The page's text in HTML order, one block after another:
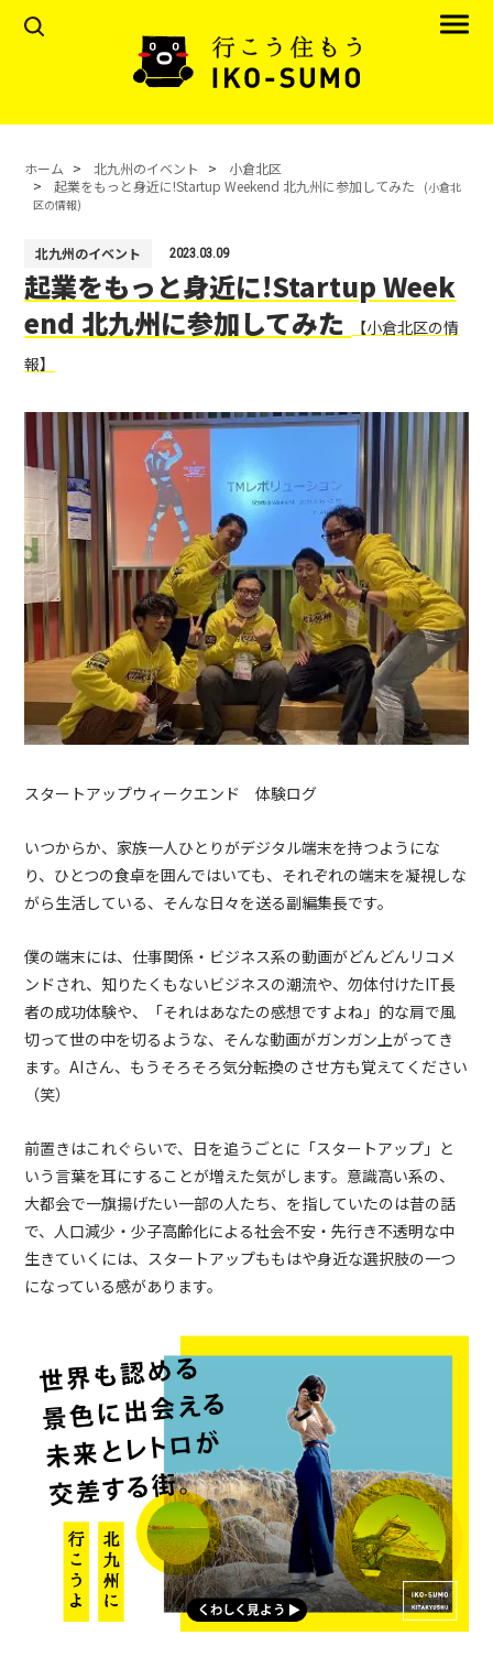
ホーム 北九州のイベント
小倉北区
起業をもっと身近に!Startup Weekend 北九州に参加してみた
(小倉北
区の情報)
北九州のイベント 2023.03.09
起業をもっと身近に!Startup Week
end 北九州に参加してみた
【小倉北区の情
報】
スタートアップウィークエンド 体験ログ
いつからか、家族一人ひとりがデジタル端末を持つようにな
り、ひとつの食卓を囲んではいても、それぞれの端末を凝視しな
がら生活している、そんな日々を送る副編集長です。
僕の端末には、仕事関係・ビジネス系の動画がどんどんリコメ
ンドされ、知りたくもないビジネスの潮流や、勿体付けたIT長
者の成功体験や、「それはあなたの感想ですよね」的な肩で風
切って世の中を切るような、そんな動画がガンガン上がってき
ます。AIさん、もうそろそろ気分転換のさせ方も覚えてください
（笑）
前置きはこれぐらいで、日を追うごとに「スタートアップ」と
いう言葉を耳にすることが増えた気がします。意識高い系の、
大都会で一旗揚げたい一部の人たち、を指していたのは昔の話
で、人口減少・少子高齢化による社会不安・先行き不透明な中
生きていくには、スタートアップももはや身近な選択肢の一つ
になっている感があります。